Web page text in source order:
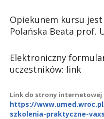
Opiekunem kursu jest
Polańska Beata prof.
Elektroniczny
uczestników: link
Link do strony internetowej
https://
szkolenia-praktyczne-